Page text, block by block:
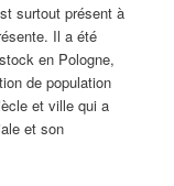
surtout présent à
Il a été
en Pologne,
de population
et ville qui a
et son